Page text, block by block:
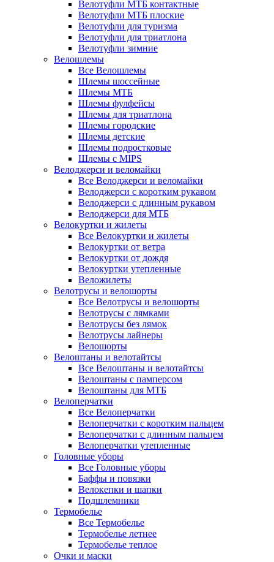
Велотуфли МТБ контактные
Велотуфли МТБ плоские
Велотуфли для туризма
Велотуфли для триатлона
Велотуфли зимние
Велошлемы
Все Велошлемы
Шлемы шоссейные
Шлемы МТБ
Шлемы фулфейсы
Шлемы для триатлона
Шлемы городские
Шлемы детские
Шлемы подростковые
Шлемы с MIPS
Велоджерси и веломайки
Все Велоджерси и веломайки
Велоджерси с коротким рукавом
Велоджерси с длинным рукавом
Велоджерси для МТБ
Велокуртки и жилеты
Все Велокуртки и жилеты
Велокуртки от ветра
Велокуртки от дождя
Велокуртки утепленные
Веложилеты
Велотрусы и велошорты
Все Велотрусы и велошорты
Велотрусы с лямками
Велотрусы без лямок
Велотрусы лайнеры
Велошорты
Велоштаны и велотайтсы
Все Велоштаны и велотайтсы
Велоштаны с памперсом
Велоштаны для МТБ
Велоперчатки
Все Велоперчатки
Велоперчатки с коротким пальцем
Велоперчатки с длинным пальцем
Велоперчатки утепленные
Головные уборы
Все Головные уборы
Баффы и повязки
Велокепки и шапки
Подшлемники
Термобелье
Все Термобелье
Термобелье летнее
Термобелье теплое
Очки и маски